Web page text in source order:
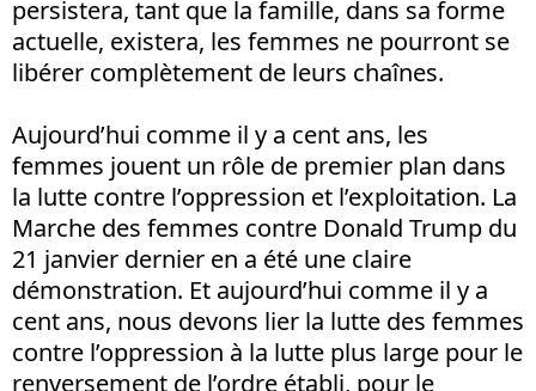
persistera, tant que la famille, dans sa forme
actuelle, existera, les femmes ne pourront se
libérer complètement de leurs chaînes.
Aujourd’hui comme il y a cent ans, les
femmes jouent un rôle de premier plan dans
la lutte contre l’oppression et l’exploitation. La
Marche des femmes contre Donald Trump du
21 janvier dernier en a été une claire
démonstration. Et aujourd’hui comme il y a
cent ans, nous devons lier la lutte des femmes
contre l’oppression à la lutte plus large pour le
renversement de l’ordre établi, pour le